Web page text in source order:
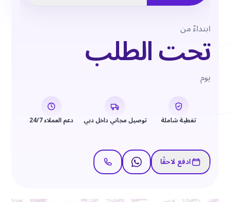
ابتداءً من
تحت الطلب
يوم
تغطية شاملة توصيل مجاني داخل دبي دعم العملاء 24/7
ادفع لاحقًا